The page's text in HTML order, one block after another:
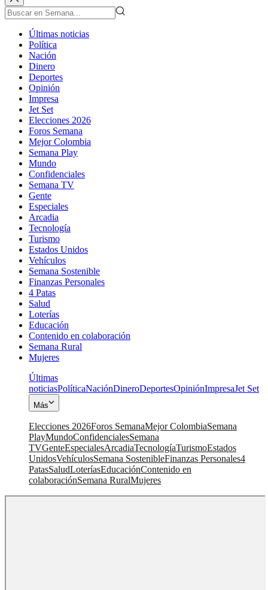
Últimas noticias
Política
Nación
Dinero
Deportes
Opinión
Impresa
Jet Set
Elecciones 2026
Foros Semana
Mejor Colombia
Semana Play
Mundo
Confidenciales
Semana TV
Gente
Especiales
Arcadia
Tecnología
Turismo
Estados Unidos
Vehículos
Semana Sostenible
Finanzas Personales
4 Patas
Salud
Loterías
Educación
Contenido en colaboración
Semana Rural
Mujeres
Últimas
noticiasPolíticaNaciónDineroDeportesOpiniónImpresaJet Set
Más
Elecciones 2026Foros SemanaMejor ColombiaSemana
PlayMundoConfidencialesSemana
TVGenteEspecialesArcadiaTecnologíaTurismoEstados
UnidosVehículosSemana SostenibleFinanzas Personales4
PatasSaludLoteríasEducaciónContenido en
colaboraciónSemana RuralMujeres